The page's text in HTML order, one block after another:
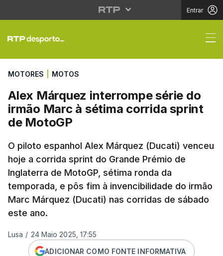
Entrar
Alex Márquez
MOTORES MOTOS
Alex Márquez interrompe série do
irmão Marc à sétima corrida sprint
de MotoGP
O piloto espanhol Alex Márquez (Ducati) venceu
hoje a corrida sprint do Grande Prémio de
Inglaterra de MotoGP, sétima ronda da
temporada, e pôs fim à invencibilidade do irmão
Marc Márquez (Ducati) nas corridas de sábado
este ano.
Lusa / 24 Maio 2025, 17:55
ADICIONAR COMO FONTE INFORMATIVA